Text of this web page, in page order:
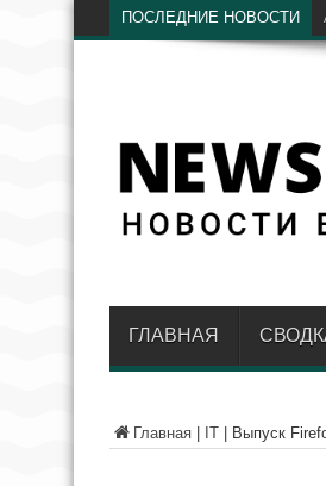
ПОСЛЕДНИЕ НОВОСТИ
ГЛАВНАЯ
Главная IT Выпуск